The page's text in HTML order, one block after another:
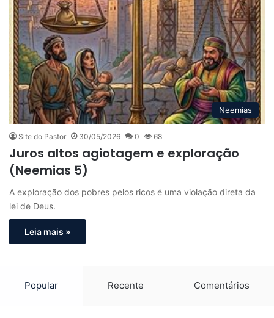
Neemias
Site do Pastor 30/05/2026 0 68
Juros altos agiotagem e exploração
(Neemias 5)
A exploração dos pobres pelos ricos é uma violação direta da
lei de Deus.
Leia mais »
Popular Recente Comentários